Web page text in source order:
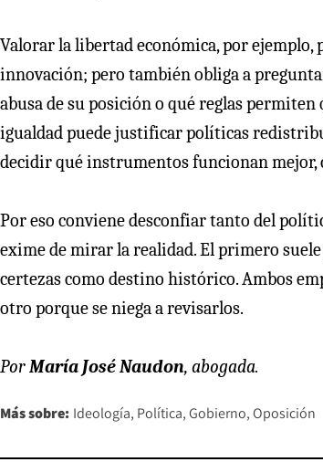
Valorar la libertad económica, por
innovación; pero también obliga a
abusa de su posición o qué reglas
igualdad puede justificar políticas
decidir qué instrumentos funcionan mejor,
Por eso conviene desconfiar tanto del
exime de mirar la realidad. El primero
certezas como destino histórico. Ambos
otro porque se niega a revisarlos.
PorMaría José Naudon, abogada.
Más sobre: Ideología Política Gobierno Oposición